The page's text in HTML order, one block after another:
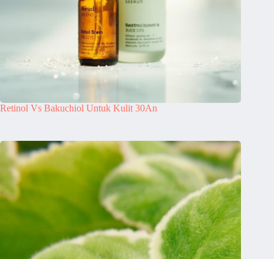
Retinol Vs Bakuchiol Untuk Kulit 30An